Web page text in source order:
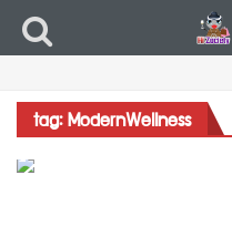
tag: ModernWellness